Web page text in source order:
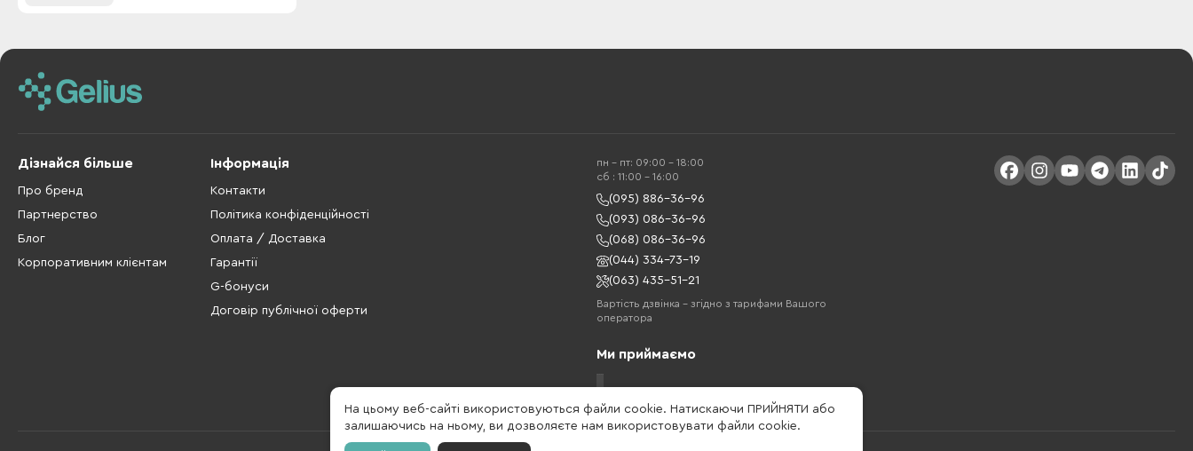
Дізнайся більше
Про бренд
Партнерство
Блог
Корпоративним клієнтам
Інформація
Контакти
Політика конфіденційності
Оплата / Доставка
Гарантії
G-бонуси
Договір публічної оферти
пн - пт: 09:00 - 18:00
cб : 11:00 - 16:00
(095) 886-36-96
(093) 086-36-96
(068) 086-36-96
(044) 334-73-19
(063) 435-51-21
Вартість дзвінка – згідно з тарифами Вашого
оператора
Ми приймаємо
На цьому веб-сайті використовуються файли cookie. Натискаючи ПРИЙНЯТИ або
залишаючись на ньому, ви дозволяєте нам використовувати файли cookie.